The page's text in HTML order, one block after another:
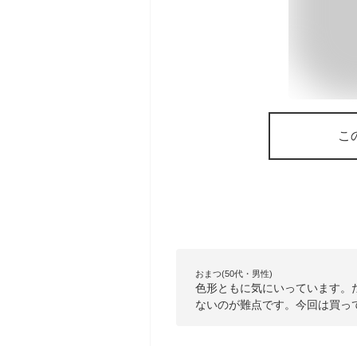
こ
おまつ(50代・男性)
色形ともに気にいっています
ないのが難点です。今回は買っ